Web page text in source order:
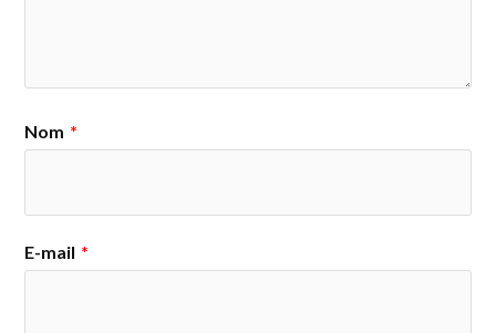
Nom *
E-mail *